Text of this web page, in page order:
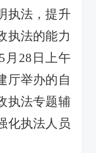
执法，提升
执法的能力
5月28日上午
厅举办的自
执法专题辅
化执法人员